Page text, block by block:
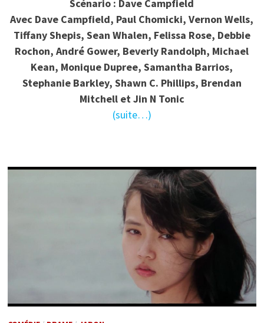
Scénario : Dave Campfield
Avec Dave Campfield, Paul Chomicki, Vernon Wells,
Tiffany Shepis, Sean Whalen, Felissa Rose, Debbie
Rochon, André Gower, Beverly Randolph, Michael
Kean, Monique Dupree, Samantha Barrios,
Stephanie Barkley, Shawn C. Phillips, Brendan
Mitchell et Jin N Tonic
(suite…)